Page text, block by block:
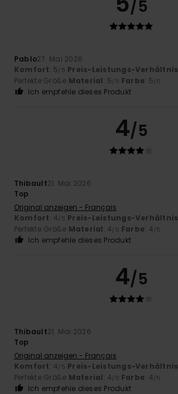
/5
Pablo27. Mai 2026
Komfort: 5 /5 Preis-Leistungs-Verhältnis
Perfekte Größe Material: 5 /5 Farbe: 5 /5
Ich empfehle dieses Produkt
4/5
Thibault21. Mai 2026
Top
Original anzeigen - Français
Komfort: 4 /5 Preis-Leistungs-Verhältnis
Perfekte Größe Material: 4 /5 Farbe: 4 /5
Ich empfehle dieses Produkt
4/5
Thibault21. Mai 2026
Top
Original anzeigen - Français
Komfort: 4 /5 Preis-Leistungs-Verhältnis
Perfekte Größe Material: 4 /5 Farbe: 4 /5
Ich empfehle dieses Produkt